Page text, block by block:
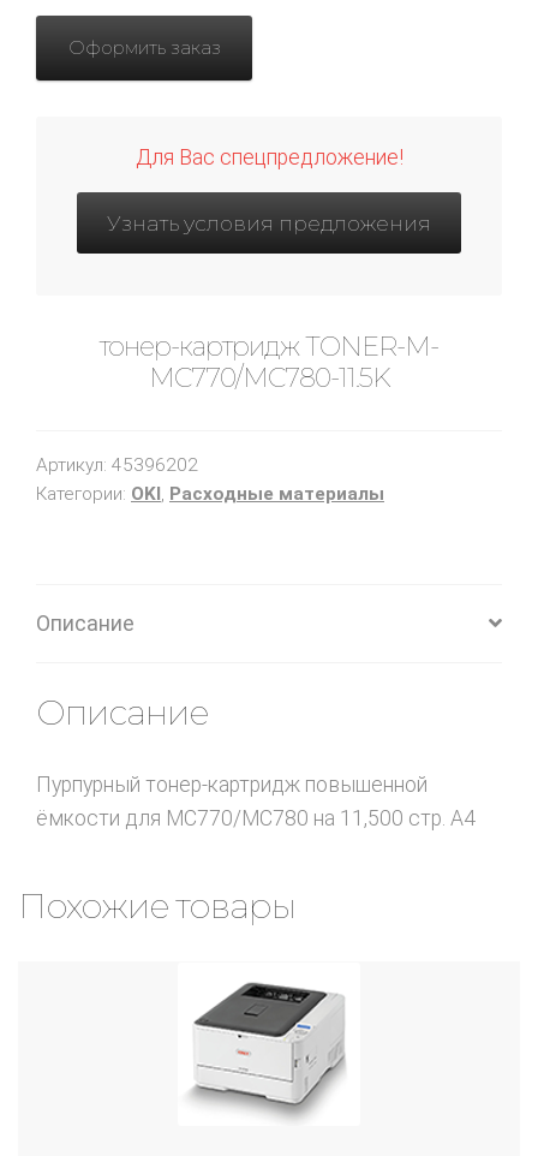
Оформить заказ
Для Вас спецпредложение!
Узнать условия предложения
тонер-картридж TONER-M-
MC770/MC780-11.5K
Артикул: 45396202
Категории: OKI, Расходные материалы
Описание
Описание
Пурпурный тонер-картридж повышенной
ёмкости для MC770/MC780 на 11,500 стр. A4
Похожие товары